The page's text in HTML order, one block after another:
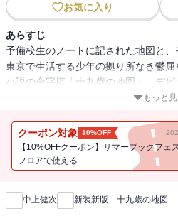
お気に入り
あらすじ
予備校生のノートに記された地図と、
東京で生活する少年の拠り所なき鬱
小説の金字塔「十九歳の地図」、デ
事」他「蝸牛」「補陀落」を収録。
もっと
クーポン対象 10%OFF
【10%OFFクーポン】サマーブックフェ
フロアで使える
新刊通知
中上健次 新装新版 十九歳の地図